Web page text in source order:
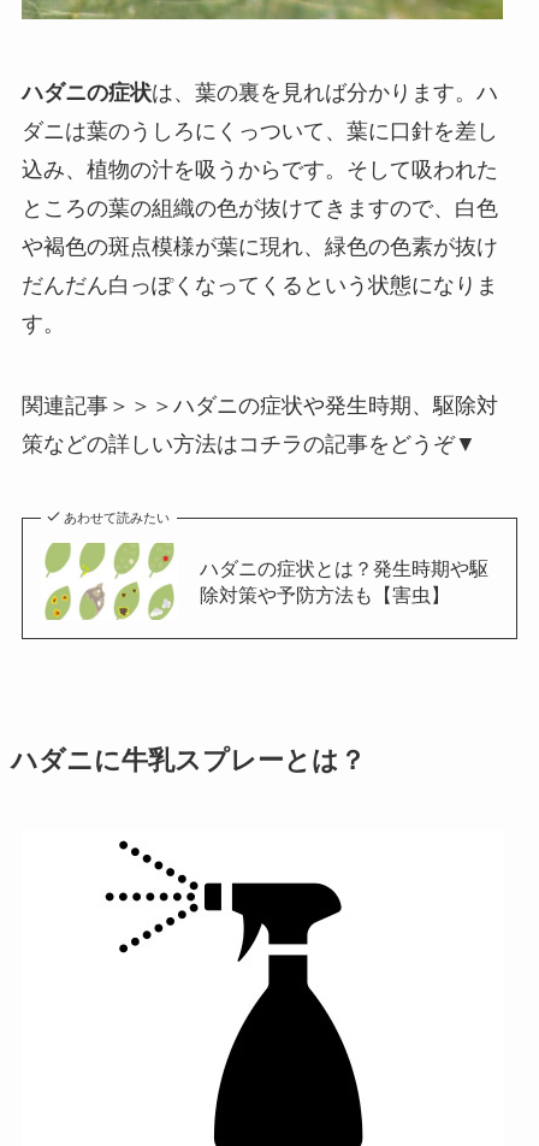
ハダニの症状は、葉の裏を見れば分かります。ハ
ダニは葉のうしろにくっついて、葉に口針を差し
込み、植物の汁を吸うからです。そして吸われた
ところの葉の組織の色が抜けてきますので、白色
や褐色の斑点模様が葉に現れ、緑色の色素が抜け
だんだん白っぽくなってくるという状態になりま
す。
関連記事＞＞＞ハダニの症状や発生時期、駆除対
策などの詳しい方法はコチラの記事をどうぞ▼
あわせて読みたい
ハダニの症状とは？発生時期や駆
除対策や予防方法も【害虫】
ハダニに牛乳スプレーとは？